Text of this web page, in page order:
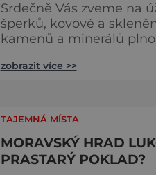
Srdečně Vás zveme na
šperků, kovové a
kamenů a minerálů
kreativní dílničky pro
připraveny tvořivé
zobrazit více >>
TAJEMNÁ MÍSTA
MORAVSKÝ HRAD
PRASTARÝ POKLAD?